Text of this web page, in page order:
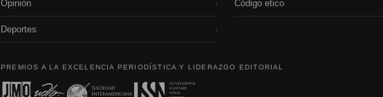
Opinión ›
Deportes ›
Código etico
PREMIOS A LA EXCELENCIA PERIODÍSTICA Y LIDERAZGO EDITORIAL